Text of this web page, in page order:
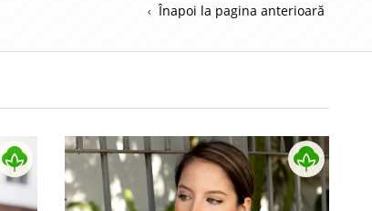
Înapoi la pagina anterioară